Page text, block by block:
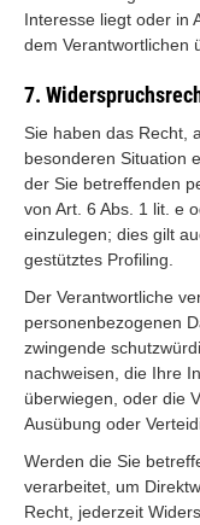
Interesse liegt oder in
dem Verantwortlichen
7.
Sie haben das Recht,
besonderen Situation
der Sie betreffenden
von Art. 6 Abs. 1 lit. e
einzulegen; dies gilt
gestütztes Profiling.
Der Verantwortliche
personenbezogenen
zwingende
nachweisen, die Ihre
überwiegen, oder die
Ausübung oder
Werden die Sie
verarbeitet, um
Recht, jederzeit